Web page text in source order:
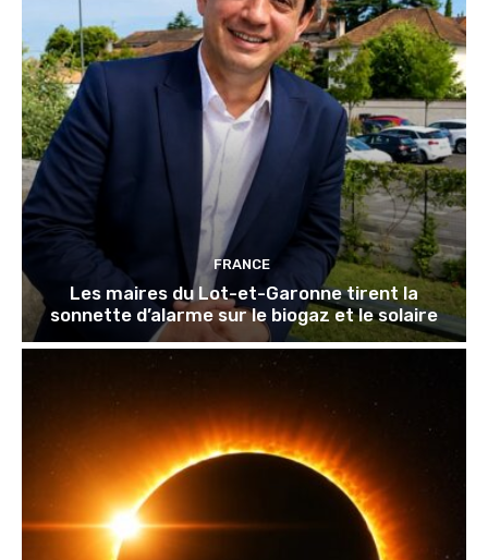
FRANCE
Les maires du Lot-et-Garonne tirent la
sonnette d’alarme sur le biogaz et le solaire